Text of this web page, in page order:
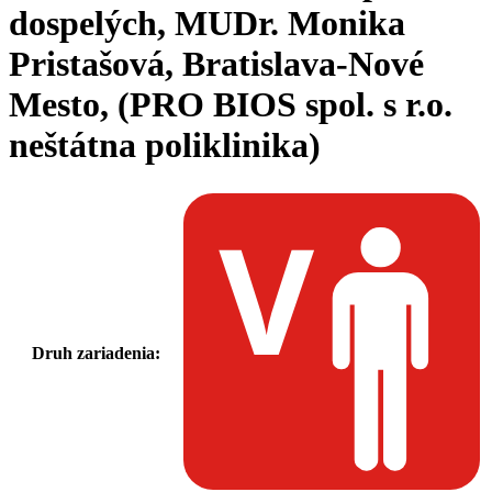
dospelých, MUDr. Monika
Pristašová, Bratislava-Nové
Mesto, (PRO BIOS spol. s r.o.
neštátna poliklinika)
Druh zariadenia: